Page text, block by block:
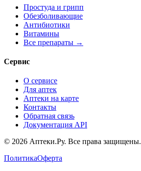
Простуда и грипп
Обезболивающие
Антибиотики
Витамины
Все препараты →
Сервис
О сервисе
Для аптек
Аптеки на карте
Контакты
Обратная связь
Документация API
© 2026 Аптеки.Ру. Все права защищены.
ПолитикаОферта